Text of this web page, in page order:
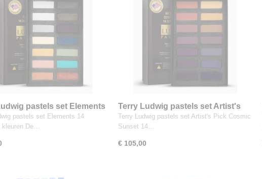
pastels set Elements
kleuren
pastels set Elements 14
kleuren De…
Terry Ludwig pastels set Artist's
Pick Cosmic Sunset 14 kleuren
Terry Ludwig pastels set Artist's Pick Cosmic
Sunset 14…
€ 105,00